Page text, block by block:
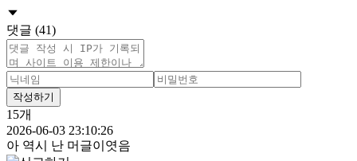
댓글 (41)
작성하기
15개
2026-06-03 23:10:26
아 역시 난 머글이엿음